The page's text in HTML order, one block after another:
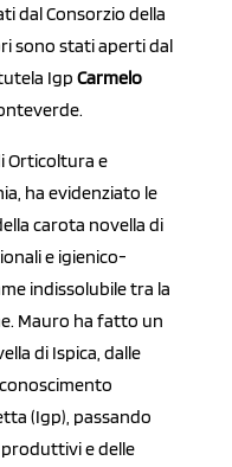
dal Consorzio della
sono stati aperti dal
Igp Carmelo
Orticoltura e
ha evidenziato le
carota novella di
e igienico-
indissolubile tra la
Mauro ha fatto un
di Ispica, dalle
(Igp), passando
e delle